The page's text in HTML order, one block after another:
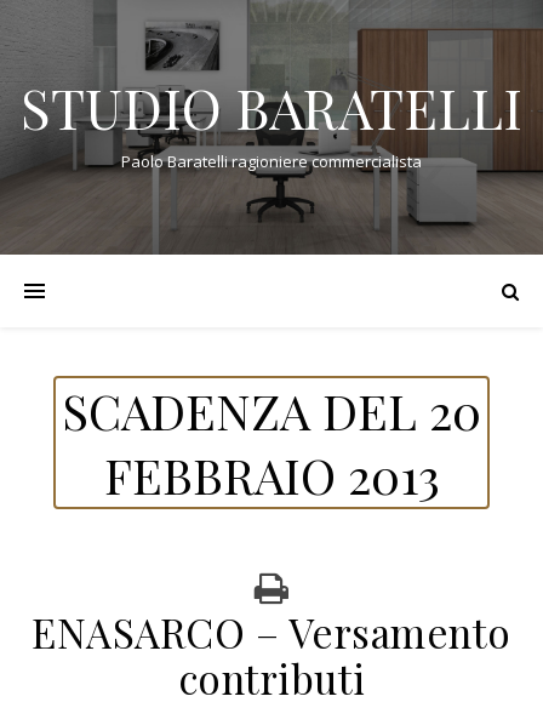
STUDIO BARATELLI
Paolo Baratelli ragioniere commercialista
SCADENZA DEL 20
FEBBRAIO 2013
ENASARCO – Versamento
contributi